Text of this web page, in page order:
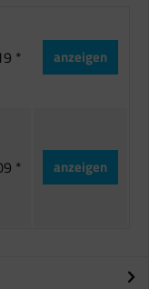
* anzeigen
* anzeigen